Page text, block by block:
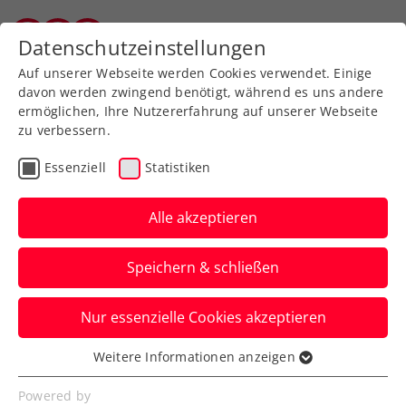
Zurück zur Newsübersicht
Turniere
Generali Open Kitzbühel:
Marathonmatches am
Viertelfinaltag
Gleich zwei der Partien beim ATP-Turnier
in Tirol dauern am Donnerstag weit über
drei Stunden.
Verfasst von: Presseaussendung / Redaktion, 25.07.2024
Datenschutzeinstellungen
Auf unserer Webseite werden Cookies verwendet. Einige
davon werden zwingend benötigt, während es uns andere
ermöglichen, Ihre Nutzererfahrung auf unserer Webseite
zu verbessern.
Essenziell Statistiken
Alle akzeptieren
Speichern & schließen
Nur essenzielle Cookies akzeptieren
Essenziell
Essenzielle Cookies werden für grundlegende
Weitere Informationen anzeigen
Powered by